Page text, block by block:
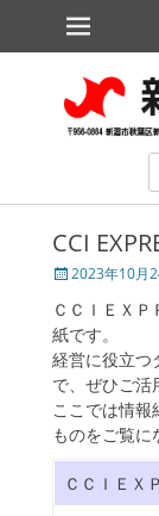
メイン
コ
ン
ツ
へ
ッ
プ
The Niitsu
CCI
投
日
2023年10月
ＣＣＩＥＸ
紙です。
経営に役立つ
で、ぜひご活
ここでは情
ものをご覧に
ＣＣＩＥＸ